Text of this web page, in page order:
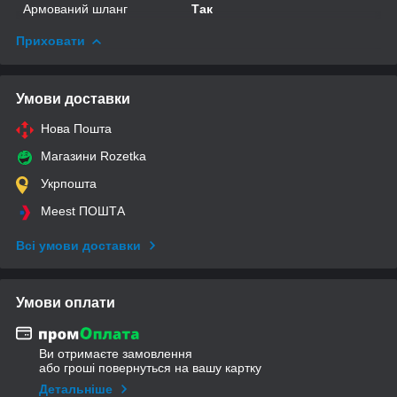
Армований шланг
Так
Приховати
Умови доставки
Нова Пошта
Магазини Rozetka
Укрпошта
Meest ПОШТА
Всі умови доставки
Умови оплати
Ви отримаєте замовлення
або гроші повернуться на вашу картку
Детальніше